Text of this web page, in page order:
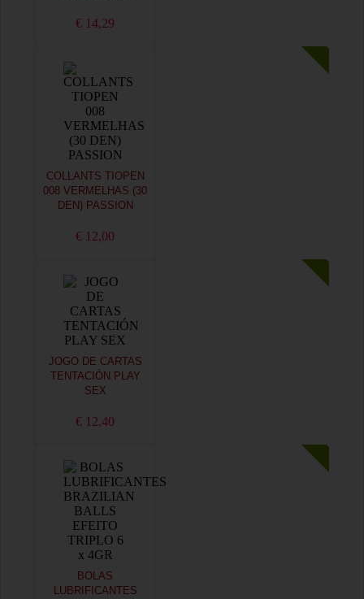
€ 14,29
COLLANTS TIOPEN
008 VERMELHAS (30
DEN) PASSION
€ 12,00
JOGO DE CARTAS
TENTACIÓN PLAY
SEX
€ 12,40
BOLAS
LUBRIFICANTES